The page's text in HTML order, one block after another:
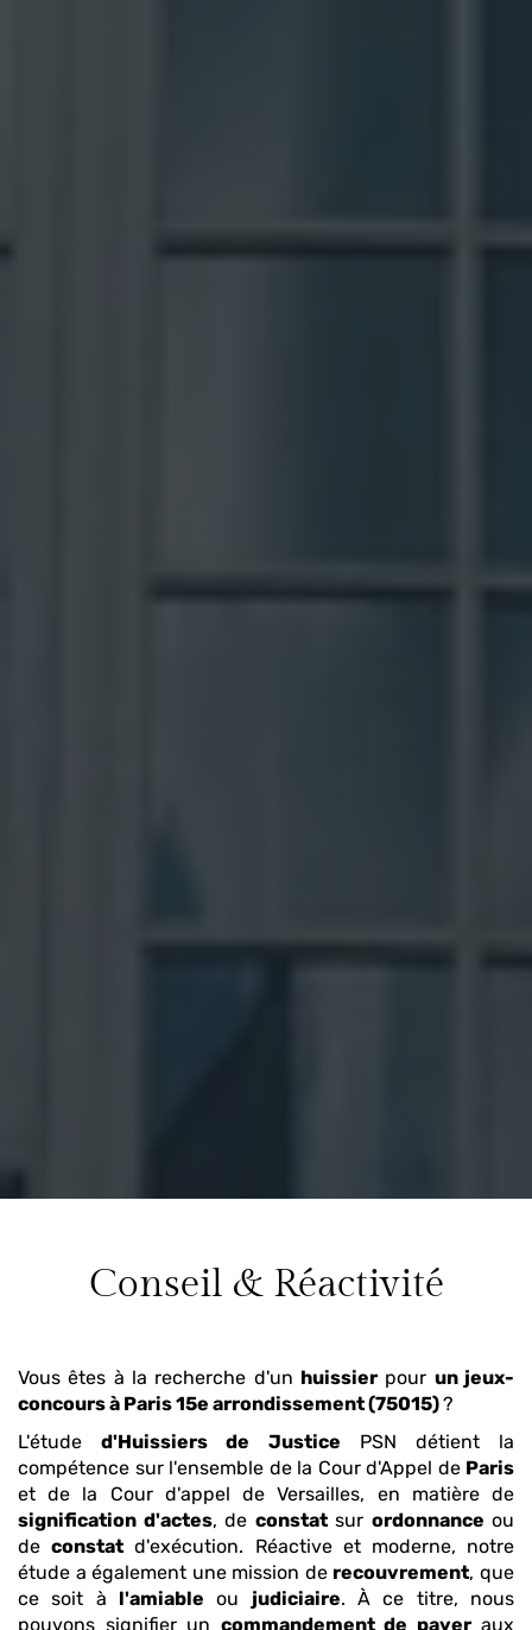
Conseil & Réactivité
Vous êtes à la recherche d'un huissier pour un jeux-
concoursà Paris 15e arrondissement (75015)?
L'étuded'Huissiers de Justice PSN détient la
compétence sur l'ensemble de la Cour d'Appel de Paris
et de la Cour d'appel de Versailles, en matière de
signification d'actes, de constatsur ordonnance ou
deconstat d'exécution. Réactive et moderne, notre
étude a également une mission de recouvrement, que
ce soit à l'amiable ou judiciaire. À ce titre, nous
pouvons signifier un commandement de payeraux